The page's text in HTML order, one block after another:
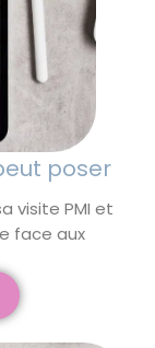
poser
visite PMI et
face aux